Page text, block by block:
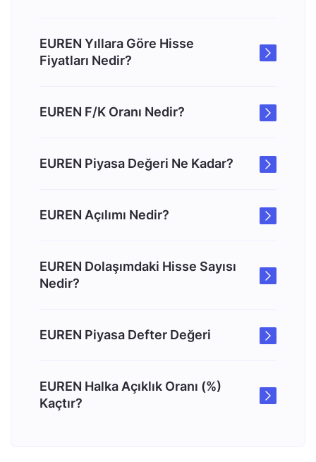
EUREN Yıllara Göre Hisse
Fiyatları Nedir?
EUREN F/K Oranı Nedir?
EUREN Piyasa Değeri Ne Kadar?
EUREN Açılımı Nedir?
EUREN Dolaşımdaki Hisse Sayısı
Nedir?
EUREN Piyasa Defter Değeri
EUREN Halka Açıklık Oranı (%)
Kaçtır?